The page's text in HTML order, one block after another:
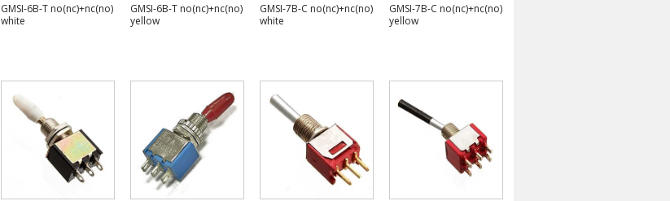
GMSI-6B-T no(nc)+nc(no)
white
GMSI-6B-T no(nc)+nc(no)
yellow
GMSI-7B-C no(nc)+nc(no)
white
GMSI-7B-C no(nc)+nc(no)
yellow